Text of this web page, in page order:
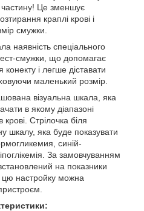
частину! Це зменшує
краплі крові і
смужки.
наявність спеціального
смужки, що допомагає
конекту і легше діставати
маленький розмір.
візуальна шкала, яка
в якому діапазоні
Стрілочка біля
шкалу, яка буде показувати
синій-
За замовчуванням
на показники
настройку можна